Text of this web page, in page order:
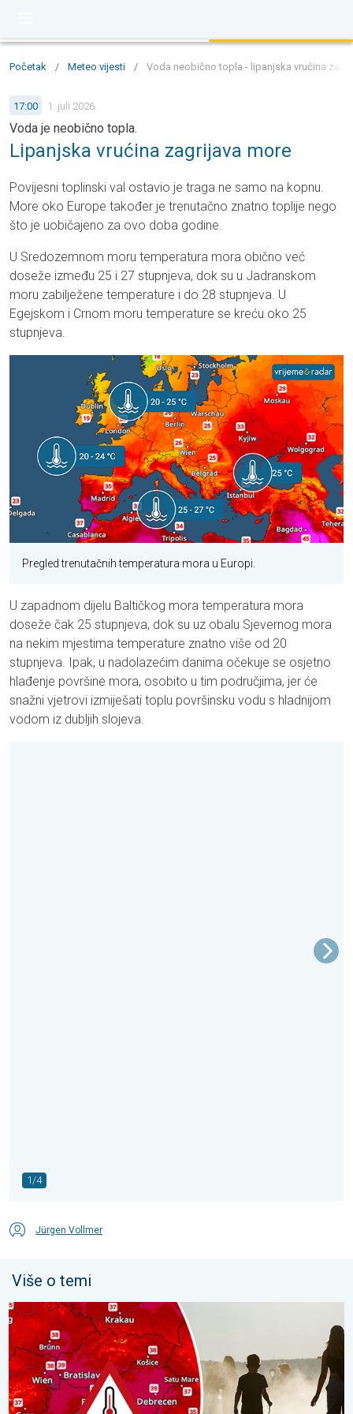
Početak / Meteo vijesti / Voda neobično topla - lipanjska vrućina
17:00 1. juli 2026.
Voda je neobično topla.
Lipanjska vrućina zagrijava more
Povijesni toplinski val ostavio je traga ne samo na kopnu.
More oko Europe također je trenutačno znatno toplije nego
što je uobičajeno za ovo doba godine.
U Sredozemnom moru temperatura mora obično već
doseže između 25 i 27 stupnjeva, dok su u Jadranskom
moru zabilježene temperature i do 28 stupnjeva. U
Egejskom i Crnom moru temperature se kreću oko 25
stupnjeva.
Pregled trenutačnih temperatura mora u Europi.
U zapadnom dijelu Baltičkog mora temperatura mora
doseže čak 25 stupnjeva, dok su uz obalu Sjevernog mora
na nekim mjestima temperature znatno više od 20
stupnjeva. Ipak, u nadolazećim danima očekuje se osjetno
hlađenje površine mora, osobito u tim područjima, jer će
snažni vjetrovi izmiješati toplu površinsku vodu s hladnijom
vodom iz dubljih slojeva.
1/4
Jürgen Vollmer
Više o temi
Ekstremne vrućine u istočnoj Europi. Temperature iznad 40°C.